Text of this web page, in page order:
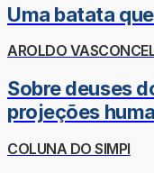
Uma batata
AROLDO
Sobre deuses
projeções
COLUNA DO SIMPI